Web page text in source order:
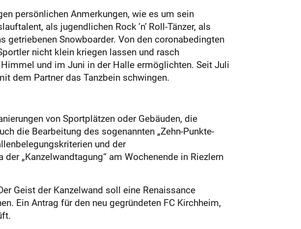
persönlichen Anmerkungen, wie es um sein
als jugendlichen Rock ’n’ Roll-Tänzer, als
Snowboarder. Von den coronabedingten
nicht klein kriegen lassen und rasch
und im Juni in der Halle ermöglichten. Seit Juli
dem Partner das Tanzbein schwingen.
von Sportplätzen oder Gebäuden, die
die Bearbeitung des sogenannten „Zehn-Punkte-
und der
„Kanzelwandtagung“ am Wochenende in Riezlern
Geist der Kanzelwand soll eine Renaissance
Ein Antrag für den neu gegründeten FC Kirchheim,